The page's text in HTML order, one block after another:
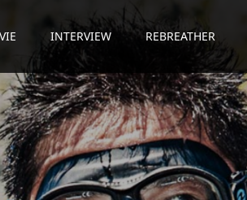
INTERVIEW REBREATHER